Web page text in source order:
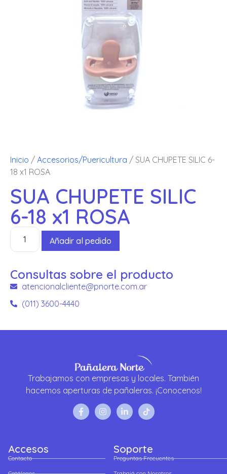
Inicio / Accesorios/Puericultura / SUA CHUPETE SILIC 6-
18 x1 ROSA
SUA CHUPETE SILIC
6-18 x1 ROSA
Añadir al pedido
Consultas sobre el producto
atencionalcliente@pnorte.com.ar
(011) 3600-4440
Trabajamos con empresas y locales. También
hacemos aperturas de pañaleras. ¡Conocenos!
Accesos
Contacto
Soporte
Preguntas Frecuentes